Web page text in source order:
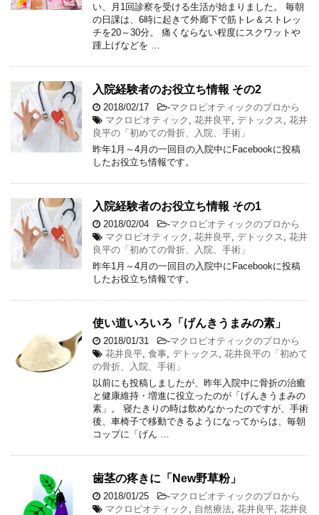
い、月1回診察を受ける生活が始まりました。 毎朝
の日課は、6時に起きて外廊下で筋トレ＆ストレッ
チを20～30分。 痛くならない程度にスクワットや
踵上げなどを …
入院経験者のお役立ち情報 その2
2018/02/17 -マクロビオティックのプロから
マクロビオティック , 花井良平, デトックス , 花井
良平の「初めての骨折、入院、手術」
昨年1月～4月の一回目の入院中にFacebookに投稿
したお役立ち情報です。
入院経験者のお役立ち情報 その1
2018/02/04 -マクロビオティックのプロから
マクロビオティック , 花井良平, デトックス , 花井
良平の「初めての骨折、入院、手術」
昨年1月～4月の一回目の入院中にFacebookに投稿
したお役立ち情報です。
使い道いろいろ「げんきうまみの素」
2018/01/31 -マクロビオティックのプロから
花井良平, 食事, デトックス , 花井良平の「初めて
の骨折、入院、手術」
以前にも投稿しましたが、昨年入院中に骨折の治癒
と健康維持・増進に役立ったのが「げんきうまみの
素」。 寝たきりの時は飲めなかったのですが、手術
後、車椅子で移動できるようになってからは、毎朝
コップに「げん …
歯茎の疼きに「New野草粉」
2018/01/25 -マクロビオティックのプロから
マクロビオティック , 自然療法, 花井良平, 花井良